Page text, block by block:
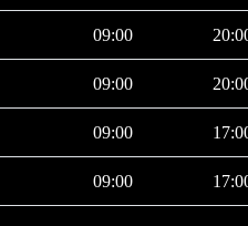
09:00
09:00
09:00
09:00